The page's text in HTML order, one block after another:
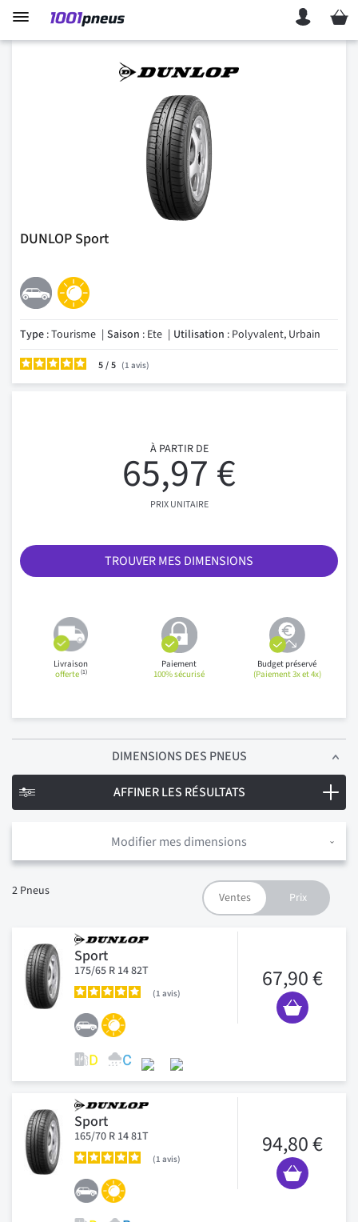
Mon
DUNLOP Sport
Type : Tourisme Saison : Ete Utilisation : Polyvalent, Urbain
5/ 1 avis
À PARTIR DE
65,97 €
PRIX UNITAIRE
TROUVER MES DIMENSIONS
Livraison
offerte(1)
Paiement
100% sécurisé
Budget préservé
(Paiement 3x et 4x)
DIMENSIONS DES PNEUS
Modifier mes dimensions
2 Pneus
Sport
175/65 R 14 82T
1 avis
67,90 €
Sport
165/70 R 14 81T
1 avis
94,80 €
AFFINER LES RÉSULTATS